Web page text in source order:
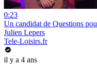
0:23
Un candidat de Questions
Julien Lepers
Tele-Loisirs.fr
il y a 4 ans